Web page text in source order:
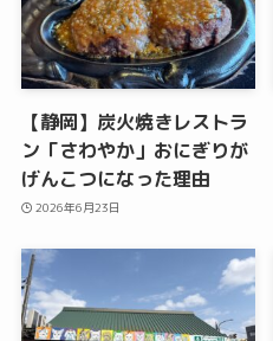
【静岡】炭火焼きレストラ
ン「さわやか」おにぎりが
げんこつになった理由
2026年6月23日